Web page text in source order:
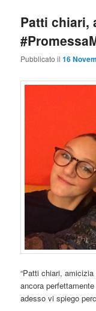
Patti chiari,
Pubblicato il16
“Patti chiari,
ancora
adesso vi spiego